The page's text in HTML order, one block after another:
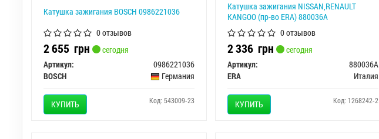
Катушка зажигания BOSCH 0986221036
0 отзывов
2 655 грн
сегодня
Артикул:
0986221036
BOSCH
Германия
КУПИТЬ Код: 543009-23
Катушка зажигания NISSAN,RENAULT
KANGOO (пр-во ERA) 880036A
0 отзывов
2 336 грн
сегодня
Артикул:
880036A
ERA
Италия
КУПИТЬ Код: 1268242-2